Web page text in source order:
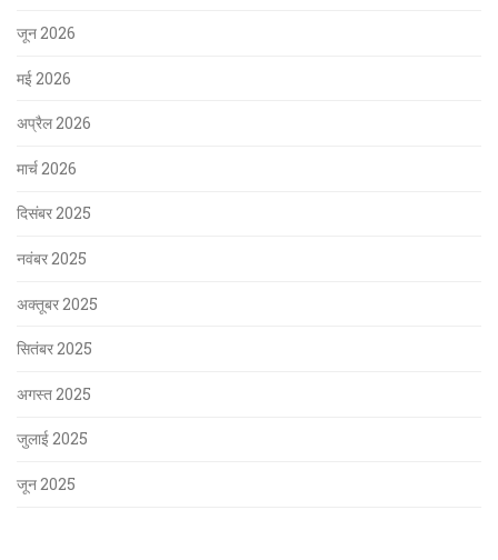
जून 2026
मई 2026
अप्रैल 2026
मार्च 2026
दिसंबर 2025
नवंबर 2025
अक्तूबर 2025
सितंबर 2025
अगस्त 2025
जुलाई 2025
जून 2025